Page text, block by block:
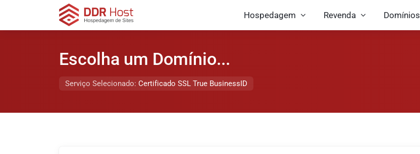
Hospedagem Revenda Domínios
Escolha um Domínio...
Serviço Selecionado: Certificado SSL True BusinessID